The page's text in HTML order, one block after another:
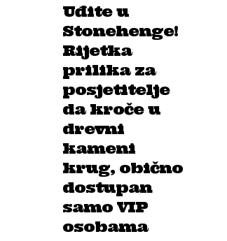
Uđite u
Stonehenge!
Rijetka
prilika za
posjetitelje
da kroče u
drevni
kameni
krug, obično
dostupan
samo VIP
osobama